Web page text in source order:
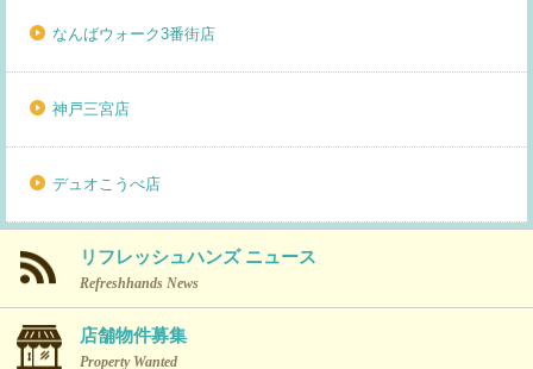
なんばウォーク3番街店
神戸三宮店
デュオこうべ店
リフレッシュハンズ ニュース
Refreshhands News
店舗物件募集
Property Wanted